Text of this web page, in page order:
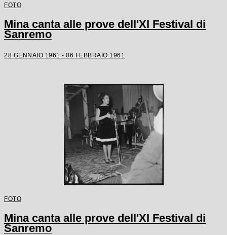
FOTO
Mina canta alle prove dell'XI Festival di
Sanremo
28 GENNAIO 1961 - 06 FEBBRAIO 1961
FOTO
Mina canta alle prove dell'XI Festival di
Sanremo